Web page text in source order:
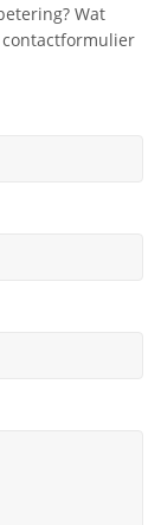
Wat
contactformulier